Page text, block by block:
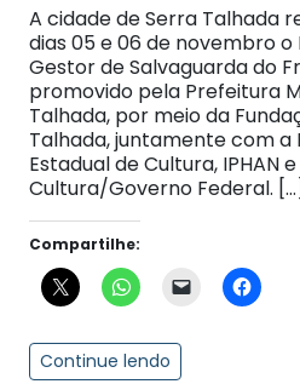
A cidade de Serra Talhada
dias 05 e 06 de novembro
Gestor de Salvaguarda do
promovido pela Prefeitura
Talhada, por meio da
Talhada, juntamente com
Estadual de Cultura, IPHAN
Cultura/Governo Federal. […]
Compartilhe:
Continue lendo